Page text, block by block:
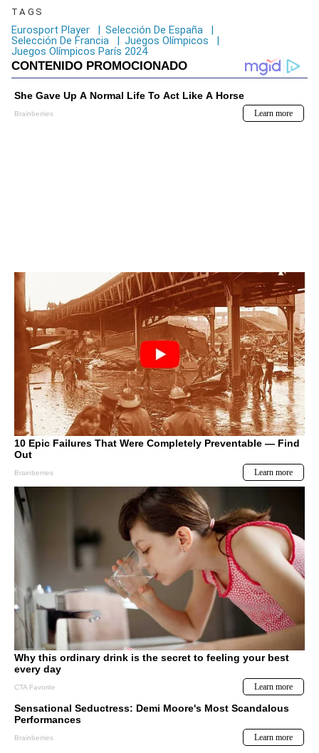
TAGS
Eurosport Player | Selección De España
|
Selección De Francia
| Juegos Olímpicos
|
Juegos Olímpicos París 2024